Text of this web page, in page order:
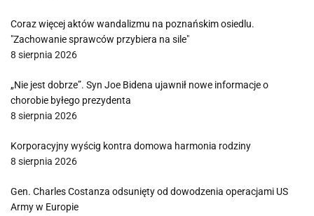
Coraz więcej aktów wandalizmu na poznańskim osiedlu.
"Zachowanie sprawców przybiera na sile"
8 sierpnia 2026
„Nie jest dobrze”. Syn Joe Bidena ujawnił nowe informacje o
chorobie byłego prezydenta
8 sierpnia 2026
Korporacyjny wyścig kontra domowa harmonia rodziny
8 sierpnia 2026
Gen. Charles Costanza odsunięty od dowodzenia operacjami US
Army w Europie